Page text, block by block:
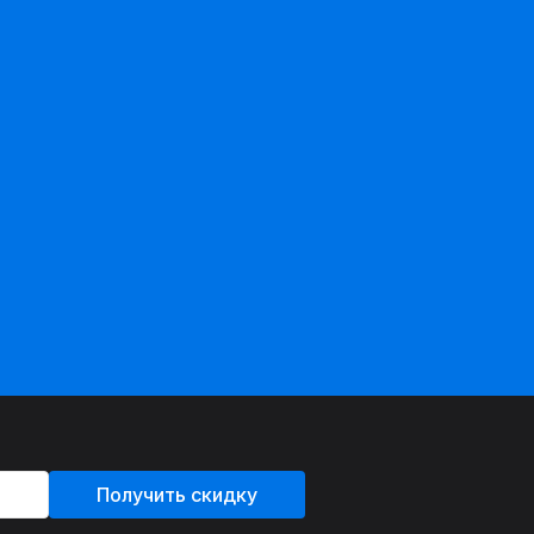
Получить скидку